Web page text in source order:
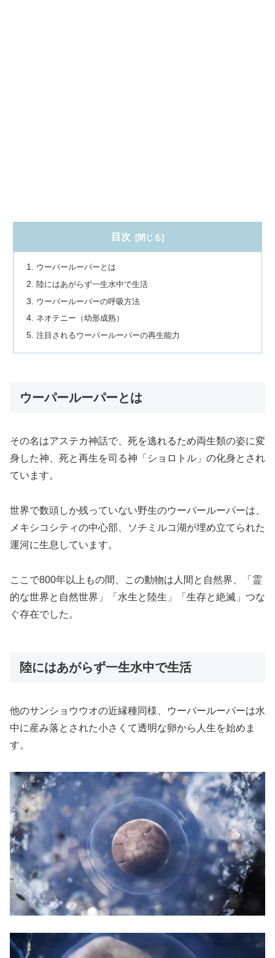
目次
ウーパールーパーとは
陸にはあがらず一生水中で生活
ウーパールーパーの呼吸方法
ネオテニー（幼形成熟）
注目されるウーパールーパーの再生能力
ウーパールーパーとは
その名はアステカ神話で、死を逃れるため両生類の姿に変
身した神、死と再生を司る神「ショロトル」の化身とされ
ています。
世界で数頭しか残っていない野生のウーパールーパーは、
メキシコシティの中心部、ソチミルコ湖が埋め立てられた
運河に生息しています。
ここで800年以上もの間、この動物は人間と自然界、「霊
的な世界と自然世界」「水生と陸生」「生存と絶滅」つな
ぐ存在でした。
陸にはあがらず一生水中で生活
他のサンショウウオの近縁種同様、ウーパールーパーは水
中に産み落とされた小さくて透明な卵から人生を始めま
す。